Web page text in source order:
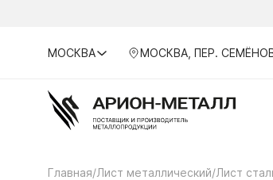
МОСКВА МОСКВА, ПЕР.
Главная/Лист металлический/Лист